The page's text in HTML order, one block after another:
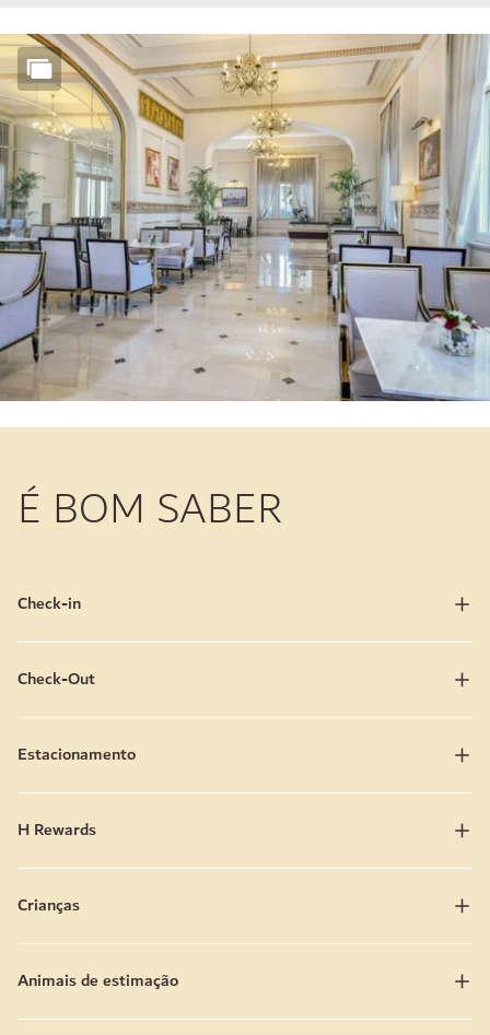
É BOM SABER
Check-in
Check-Out
Estacionamento
H Rewards
Crianças
Animais de estimação